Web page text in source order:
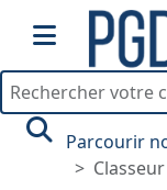
Parcourir